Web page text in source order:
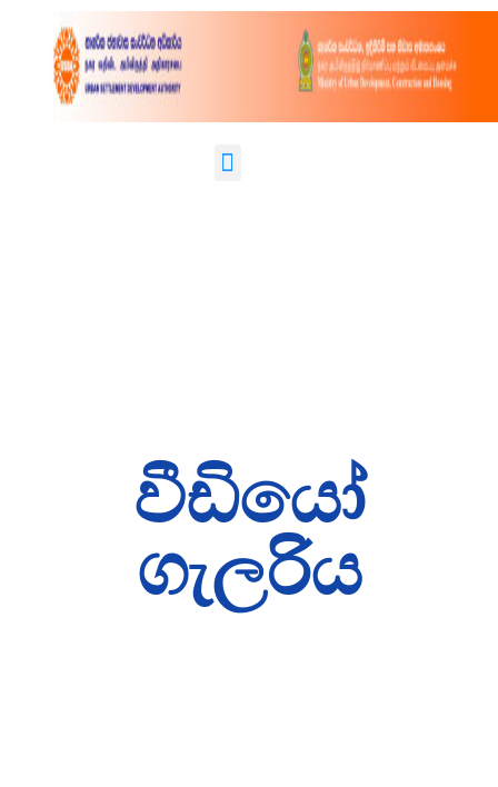
වීඩියෝ
ගැලරිය